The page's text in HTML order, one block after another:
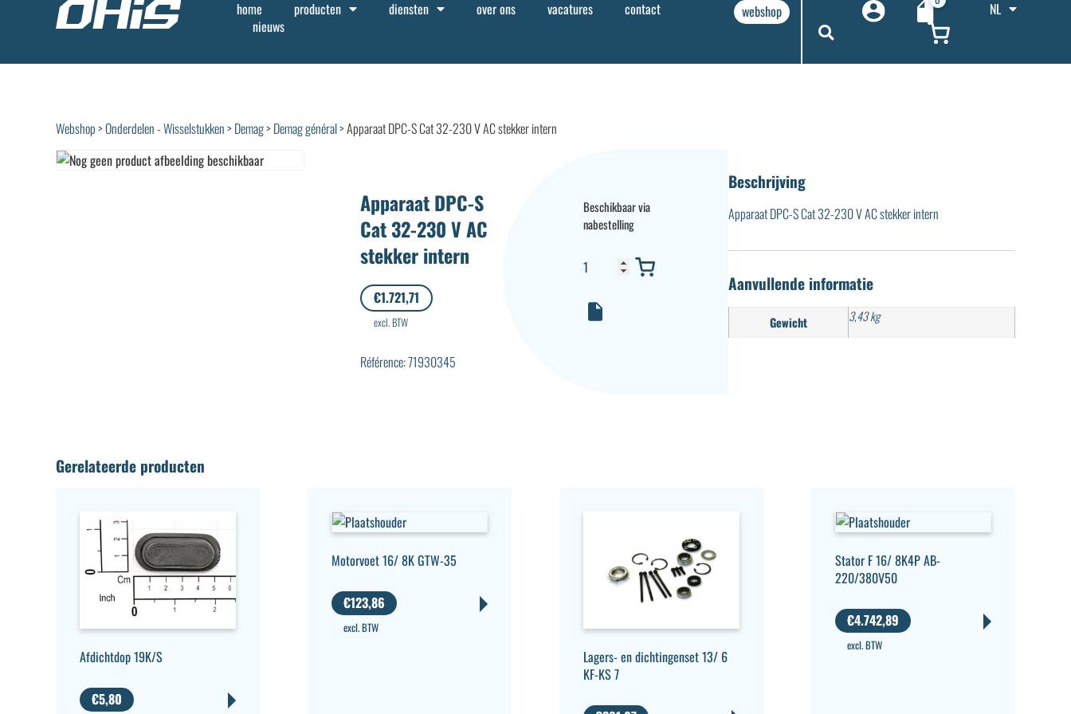
home producten diensten over ons vacatures
contact
nieuws
webshop NL
Webshop>Onderdelen - Wisselstukken> Demag> Demag général> Apparaat DPC-S Cat 32-230 V AC stekker intern
Apparaat DPC-S
Cat 32-230 V AC
stekker intern
€1.721,71
excl. BTW
Référence: 71930345
Beschikbaar via
nabestelling
Beschrijving
Apparaat DPC-S Cat 32-230 V AC stekker intern
Aanvullende informatie
Gewicht 3,43 kg
Gerelateerde producten
Afdichtdop 19K/S
€5,80
Motorvoet 16/ 8K GTW-35
€123,86
excl. BTW
Lagers- en dichtingenset 13/ 6
KF-KS 7
Stator F 16/ 8K4P AB-
220/380V50
€4.742,89
excl. BTW